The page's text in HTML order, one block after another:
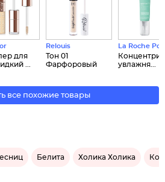
для
...
Relouis
Тон 01
Фарфоровый
La Roche
увлажня...
все похожие товары
Белита Холика Холика